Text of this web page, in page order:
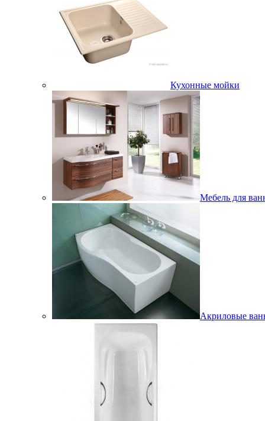
Кухонные мойки
Мебель для
Акриловые